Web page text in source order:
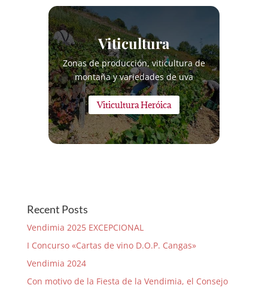
Viticultura
Zonas de producción, viticultura de
montaña y variedades de uva
Viticultura Heróica
Recent Posts
Vendimia 2025 EXCEPCIONAL
I Concurso «Cartas de vino D.O.P. Cangas»
Vendimia 2024
Con motivo de la Fiesta de la Vendimia, el Consejo